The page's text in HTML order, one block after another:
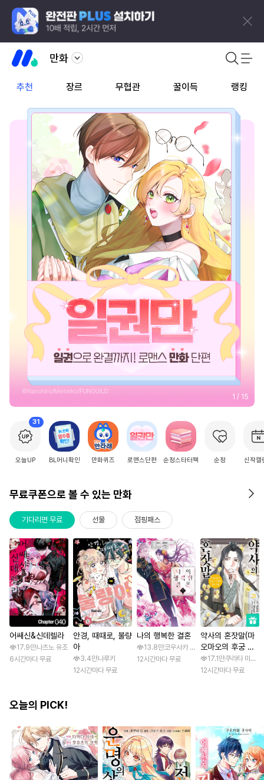
만화
추천 장르 무협관 꿀이득 랭킹
2 / 15
31
오늘UP BL머니확인 만화퀴즈 로맨스단편 순정스타터팩 순정 신작캘
무료쿠폰으로 볼 수 있는 만화
기다리면 무료 선물 점핑패스
어쌔신&신데렐라
17.9만나츠노 유조
6시간마다 무료
안경, 때때로, 불량
아
3.4만나루키
12시간마다 무료
나의 행복한 결혼
13.8만코우사카 리토 / 아기토기 아쿠미
12시간마다 무료
약사의 혼잣말(마
오마오의 후궁 수
수께끼 풀이수첩)
17.1만쿠라타 미노
12시간마다 무료
오늘의 PICK!